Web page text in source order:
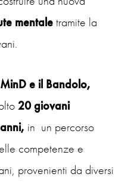
mentaletramite la
MinD e il Bandolo,
20 giovani
in un percorso
competenze e
provenienti da diversi